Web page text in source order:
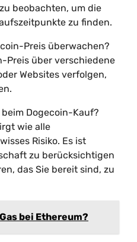
beobachten, um die
zu finden.
Preis überwachen?
Preis über verschiedene
Websites verfolgen,
beim Dogecoin-Kauf?
wie alle
Risiko. Es ist
zu berücksichtigen
das Sie bereit sind, zu
bei Ethereum?